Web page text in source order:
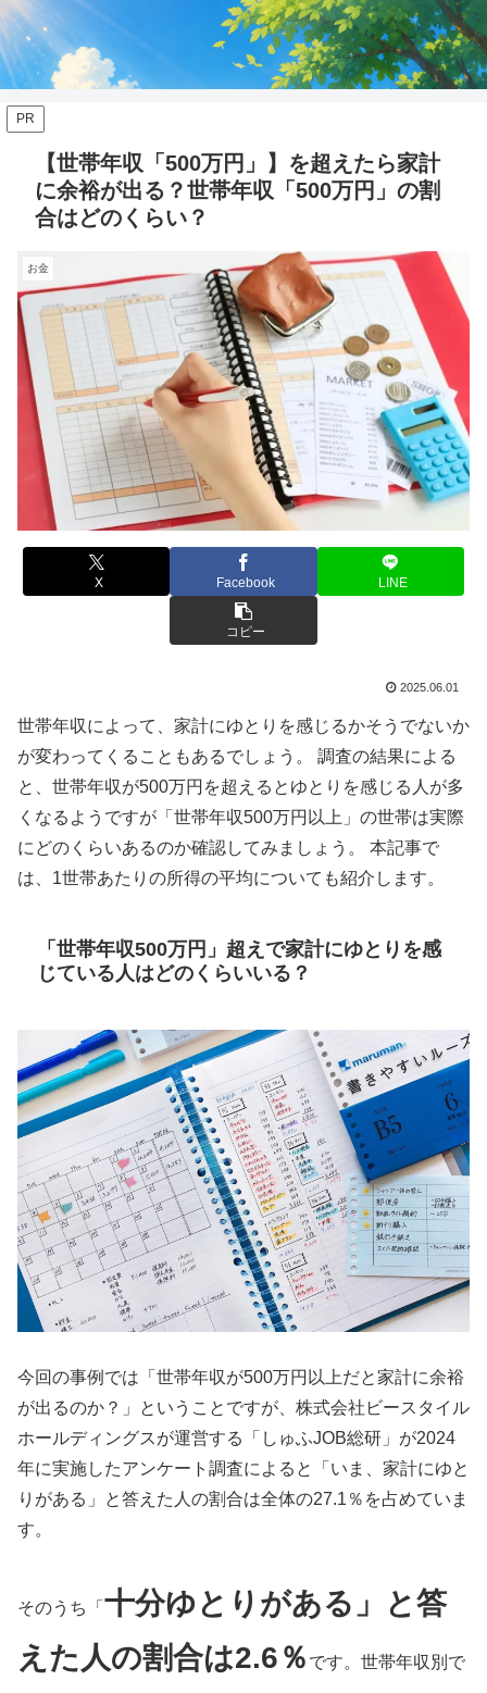
PR
【世帯年収「500万円」】を超えたら家計
に余裕が出る？世帯年収「500万円」の割
合はどのくらい？
お金
X Facebook LINE
コピー
2025.06.01
世帯年収によって、家計にゆとりを感じるかそうでないか
が変わってくることもあるでしょう。 調査の結果による
と、世帯年収が500万円を超えるとゆとりを感じる人が多
くなるようですが「世帯年収500万円以上」の世帯は実際
にどのくらいあるのか確認してみましょう。 本記事で
は、1世帯あたりの所得の平均についても紹介します。
「世帯年収500万円」超えで家計にゆとりを感
じている人はどのくらいいる？
今回の事例では「世帯年収が500万円以上だと家計に余裕
が出るのか？」ということですが、株式会社ビースタイル
ホールディングスが運営する「しゅふJOB総研」が2024
年に実施したアンケート調査によると「いま、家計にゆと
りがある」と答えた人の割合は全体の27.1％を占めていま
す。
そのうち「 十分ゆとりがある」と答
えた人の割合は2.6％ です。世帯年収別で